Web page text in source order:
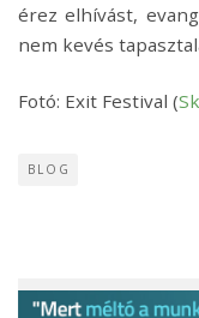
érez elhívást,
nem kevés
Fotó: Exit Festival (
BLOG